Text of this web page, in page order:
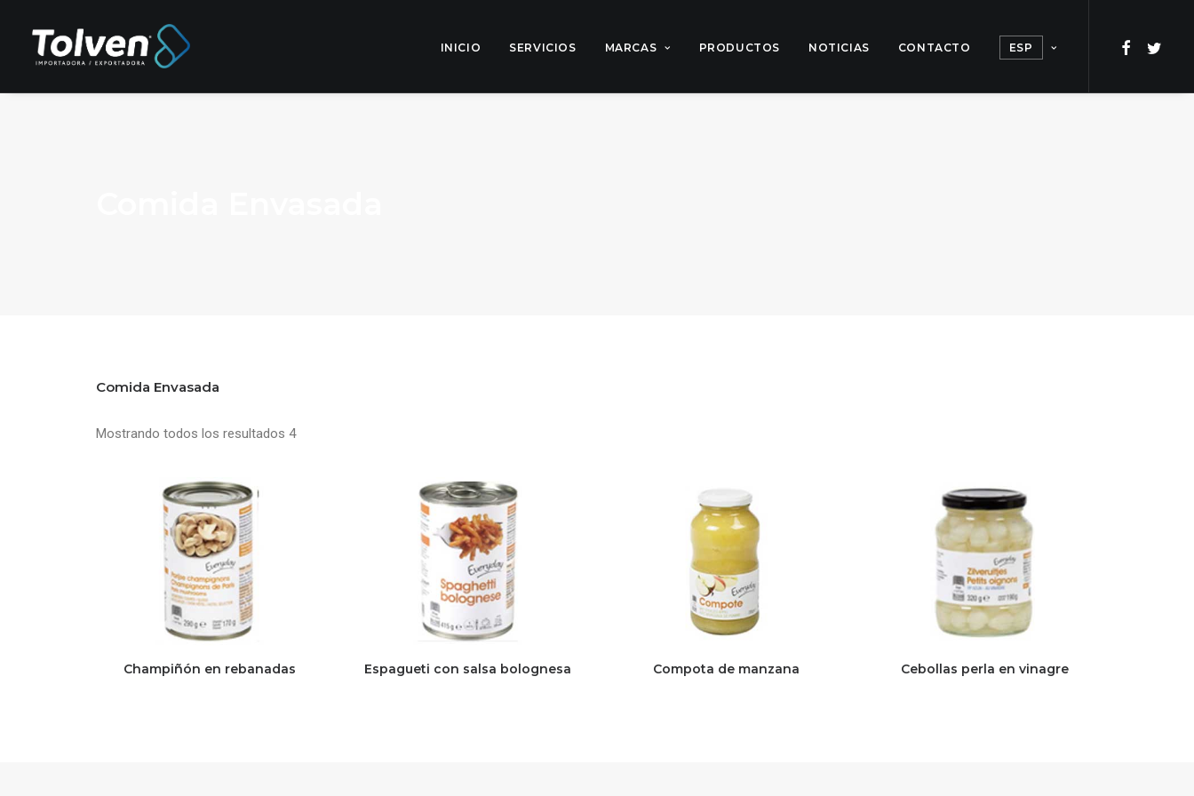
INICIO SERVICIOS MARCAS PRODUCTOS NOTICIAS CONTACTO ESP
Comida Envasada
Mostrando todos los resultados 4
Champiñón en rebanadas Espagueti con salsa bolognesa Compota de manzana Cebollas perla en vinagre